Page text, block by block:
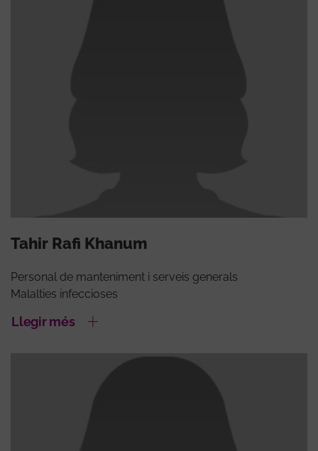
Tahir Rafi Khanum
Personal de manteniment i serveis generals
Malalties infeccioses
Llegir més